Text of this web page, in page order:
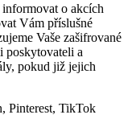
informovat o akcích
Vám příslušné
Vaše zašifrované
poskytovateli a
pokud již jejich
Pinterest, TikTok